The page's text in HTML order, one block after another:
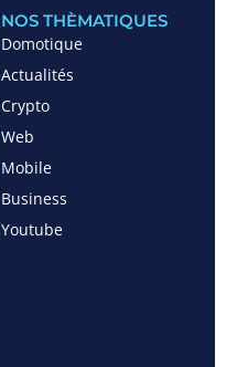
NOS THÈMATIQUES
Domotique
Actualités
Crypto
Web
Mobile
Business
Youtube